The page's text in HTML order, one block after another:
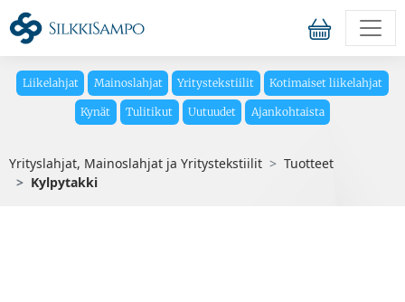
Liikelahjat Mainoslahjat Yritystekstiilit Kotimaiset liikelahjat
Kynät Tulitikut Uutuudet Ajankohtaista
Yrityslahjat, Mainoslahjat ja Yritystekstiilit
Tuotteet
Kylpytakki